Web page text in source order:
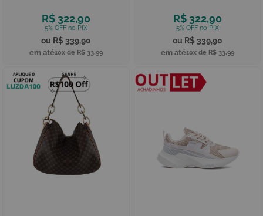
R$ 322,90
R$ 339,90
10x de R$ 33,99
R$ 322,90
R$ 339,90
10x de R$ 33,99